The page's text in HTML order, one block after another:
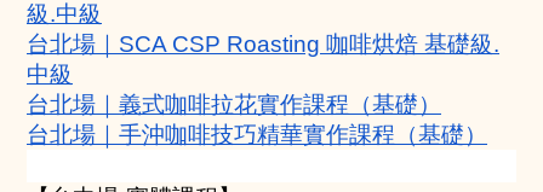
級.中級
台北場｜SCA CSP Roasting 咖啡烘焙 基礎級.
中級
台北場｜義式咖啡拉花實作課程（基礎）
台北場｜手沖咖啡技巧精華實作課程（基礎）